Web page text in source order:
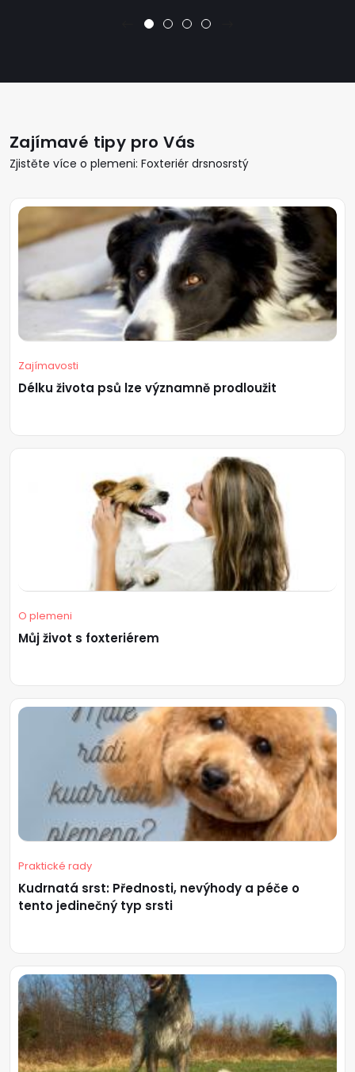
Zajímavé tipy pro Vás
Zjistěte více o plemeni: Foxteriér drsnosrstý
Zajímavosti
Délku života psů lze významně prodloužit
O plemeni
Můj život s foxteriérem
Praktické rady
Kudrnatá srst: Přednosti, nevýhody a péče o
tento jedinečný typ srsti